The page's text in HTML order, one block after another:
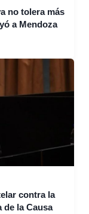
no tolera más
a Mendoza
contra la
la Causa